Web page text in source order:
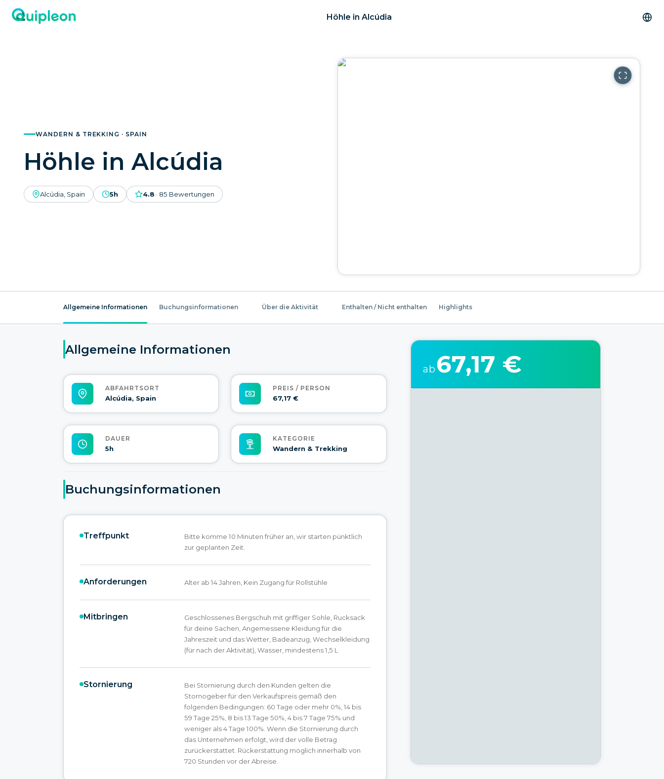
Höhle in Alcúdia
WANDERN & TREKKING · SPAIN
Höhle in Alcúdia
Alcúdia, Spain 5h 4.8 · 85 Bewertungen
Allgemeine Informationen Buchungsinformationen Über die Aktivität Enthalten / Nicht enthalten Highlights
Allgemeine Informationen
ABFAHRTSORT
Alcúdia, Spain
PREIS / PERSON
67,17 €
DAUER
5h
KATEGORIE
Wandern & Trekking
Buchungsinformationen
Treffpunkt
Bitte komme 10 Minuten früher an, wir starten pünktlich
zur geplanten Zeit.
Anforderungen Alter ab 14 Jahren, Kein Zugang für Rollstühle
Mitbringen
Geschlossenes Bergschuh mit griffiger Sohle, Rucksack
für deine Sachen, Angemessene Kleidung für die
Jahreszeit und das Wetter, Badeanzug, Wechselkleidung
(für nach der Aktivität), Wasser, mindestens 1,5 L
Stornierung
Bei Stornierung durch den Kunden gelten die
Stornogeber für den Verkaufspreis gemäß den
folgenden Bedingungen: 60 Tage oder mehr 0%, 14 bis
59 Tage 25%, 8 bis 13 Tage 50%, 4 bis 7 Tage 75% und
weniger als 4 Tage 100%. Wenn die Stornierung durch
das Unternehmen erfolgt, wird der volle Betrag
zurückerstattet. Rückerstattung möglich innerhalb von
720 Stunden vor der Abreise.
ab 67,17 €